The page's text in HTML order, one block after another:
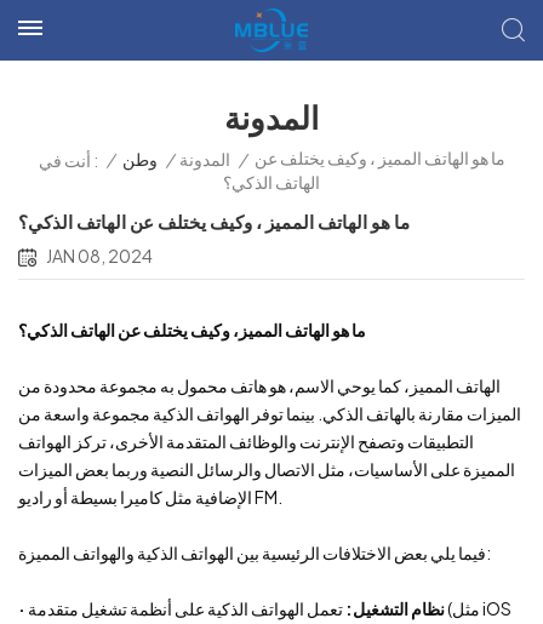
المدونة
أنت في : / وطن / المدونة /
ما هو الهاتف المميز ، وكيف يختلف عن
الهاتف الذكي؟
ما هو الهاتف المميز ، وكيف يختلف عن الهاتف الذكي؟
JAN 08, 2024
ما هو الهاتف المميز، وكيف يختلف عن الهاتف الذكي؟
الهاتف المميز، كما يوحي الاسم، هو هاتف محمول به مجموعة محدودة من
الميزات مقارنة بالهاتف الذكي. بينما توفر الهواتف الذكية مجموعة واسعة من
التطبيقات وتصفح الإنترنت والوظائف المتقدمة الأخرى، تركز الهواتف
المميزة على الأساسيات، مثل الاتصال والرسائل النصية وربما بعض الميزات
الإضافية مثل كاميرا بسيطة أو راديو FM.
فيما يلي بعض الاختلافات الرئيسية بين الهواتف الذكية والهواتف المميزة:
· نظام التشغيل: تعمل الهواتف الذكية على أنظمة تشغيل متقدمة (مثل iOS